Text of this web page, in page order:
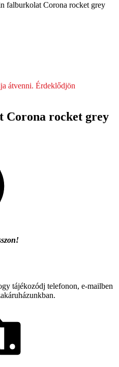
falburkolat Corona rocket grey
átvenni. Érdeklődjön
Corona rocket grey
tájékozódj telefonon, e-mailben